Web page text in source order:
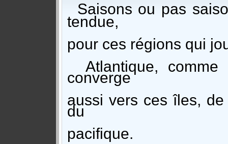
Saisons ou pas
tendue,
pour ces régions qui
Atlantique, comme
converge
aussi vers ces îles,
du
pacifique.